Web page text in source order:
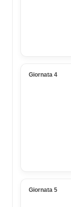
Giornata 4
Giornata 5